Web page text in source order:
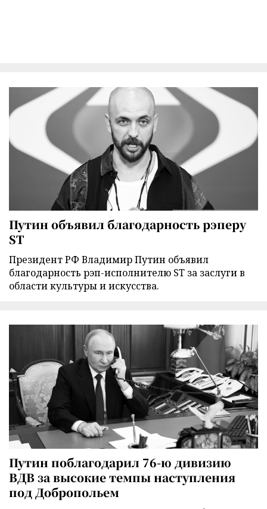
Путин объявил благодарность рэперу
ST
Президент РФ Владимир Путин объявил
благодарность рэп-исполнителю ST за заслуги в
области культуры и искусства.
Путин поблагодарил 76-ю дивизию
ВДВ за высокие темпы наступления
под Добропольем